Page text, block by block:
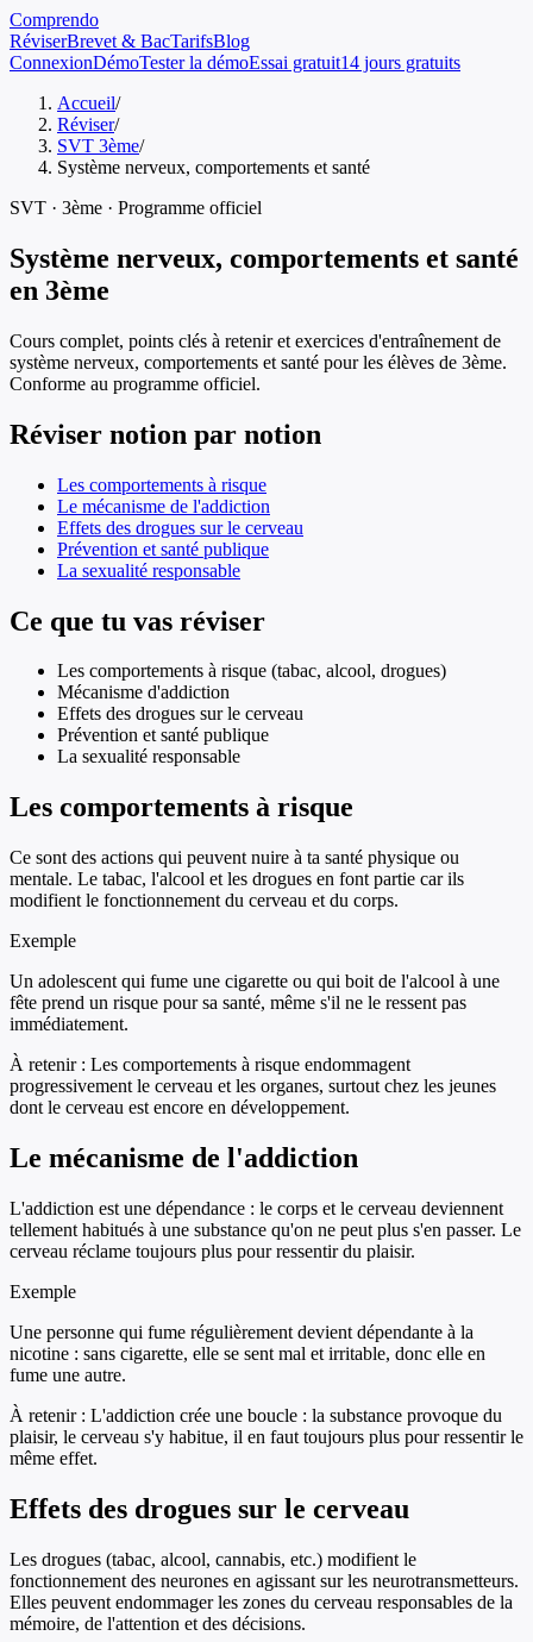
Comprendo
RéviserBrevet & BacTarifsBlog
ConnexionDémoTester la démoEssai gratuit14 jours gratuits
Accueil/
Réviser/
SVT 3ème/
Système nerveux, comportements et santé
SVT · 3ème · Programme officiel
Système nerveux, comportements et santé
en 3ème
Cours complet, points clés à retenir et exercices d'entraînement de
système nerveux, comportements et santé pour les élèves de 3ème.
Conforme au programme officiel.
Réviser notion par notion
Les comportements à risque
Le mécanisme de l'addiction
Effets des drogues sur le cerveau
Prévention et santé publique
La sexualité responsable
Ce que tu vas réviser
Les comportements à risque (tabac, alcool, drogues)
Mécanisme d'addiction
Effets des drogues sur le cerveau
Prévention et santé publique
La sexualité responsable
Les comportements à risque
Ce sont des actions qui peuvent nuire à ta santé physique ou
mentale. Le tabac, l'alcool et les drogues en font partie car ils
modifient le fonctionnement du cerveau et du corps.
Exemple
Un adolescent qui fume une cigarette ou qui boit de l'alcool à une
fête prend un risque pour sa santé, même s'il ne le ressent pas
immédiatement.
À retenir : Les comportements à risque endommagent
progressivement le cerveau et les organes, surtout chez les jeunes
dont le cerveau est encore en développement.
Le mécanisme de l'addiction
L'addiction est une dépendance : le corps et le cerveau deviennent
tellement habitués à une substance qu'on ne peut plus s'en passer. Le
cerveau réclame toujours plus pour ressentir du plaisir.
Exemple
Une personne qui fume régulièrement devient dépendante à la
nicotine : sans cigarette, elle se sent mal et irritable, donc elle en
fume une autre.
À retenir : L'addiction crée une boucle : la substance provoque du
plaisir, le cerveau s'y habitue, il en faut toujours plus pour ressentir le
même effet.
Effets des drogues sur le cerveau
Les drogues (tabac, alcool, cannabis, etc.) modifient le
fonctionnement des neurones en agissant sur les neurotransmetteurs.
Elles peuvent endommager les zones du cerveau responsables de la
mémoire, de l'attention et des décisions.